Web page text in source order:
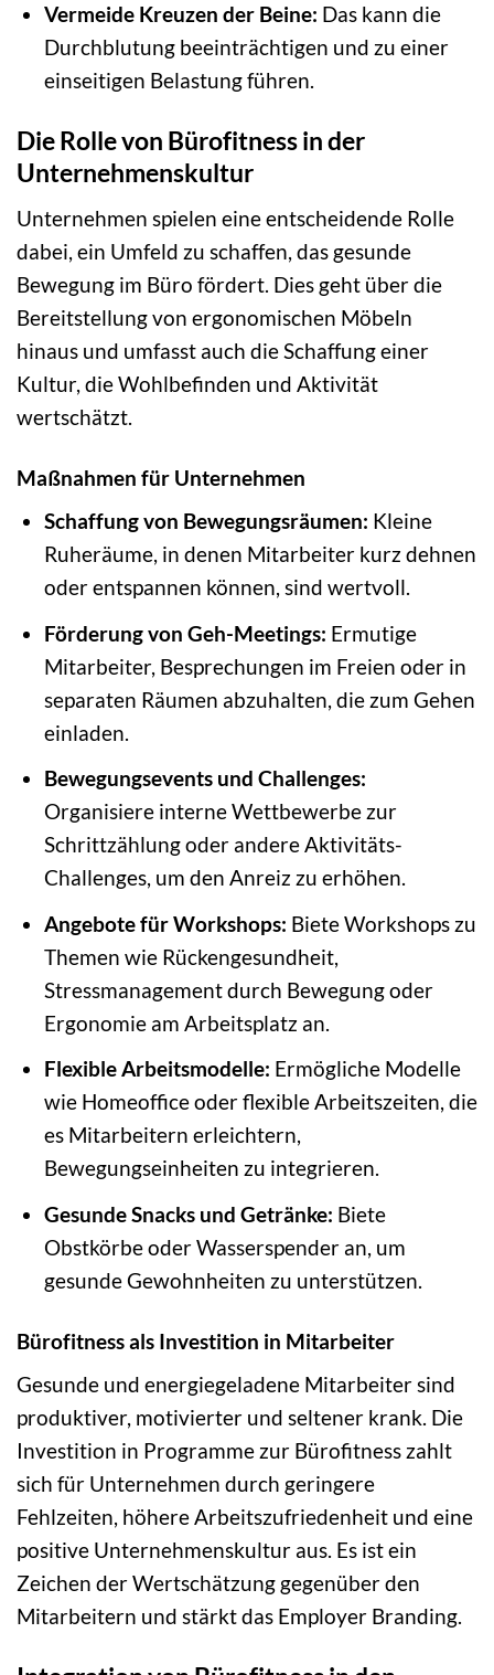
Vermeide Kreuzen der Beine: Das kann die
Durchblutung beeinträchtigen und zu einer
einseitigen Belastung führen.
Die Rolle von Bürofitness in der
Unternehmenskultur
Unternehmen spielen eine entscheidende Rolle
dabei, ein Umfeld zu schaffen, das gesunde
Bewegung im Büro fördert. Dies geht über die
Bereitstellung von ergonomischen Möbeln
hinaus und umfasst auch die Schaffung einer
Kultur, die Wohlbefinden und Aktivität
wertschätzt.
Maßnahmen für Unternehmen
Schaffung von Bewegungsräumen: Kleine
Ruheräume, in denen Mitarbeiter kurz dehnen
oder entspannen können, sind wertvoll.
Förderung von Geh-Meetings: Ermutige
Mitarbeiter, Besprechungen im Freien oder in
separaten Räumen abzuhalten, die zum Gehen
einladen.
Bewegungsevents und Challenges:
Organisiere interne Wettbewerbe zur
Schrittzählung oder andere Aktivitäts-
Challenges, um den Anreiz zu erhöhen.
Angebote für Workshops: Biete Workshops zu
Themen wie Rückengesundheit,
Stressmanagement durch Bewegung oder
Ergonomie am Arbeitsplatz an.
Flexible Arbeitsmodelle: Ermögliche Modelle
wie Homeoffice oder flexible Arbeitszeiten, die
es Mitarbeitern erleichtern,
Bewegungseinheiten zu integrieren.
Gesunde Snacks und Getränke: Biete
Obstkörbe oder Wasserspender an, um
gesunde Gewohnheiten zu unterstützen.
Bürofitness als Investition in Mitarbeiter
Gesunde und energiegeladene Mitarbeiter sind
produktiver, motivierter und seltener krank. Die
Investition in Programme zur Bürofitness zahlt
sich für Unternehmen durch geringere
Fehlzeiten, höhere Arbeitszufriedenheit und eine
positive Unternehmenskultur aus. Es ist ein
Zeichen der Wertschätzung gegenüber den
Mitarbeitern und stärkt das Employer Branding.